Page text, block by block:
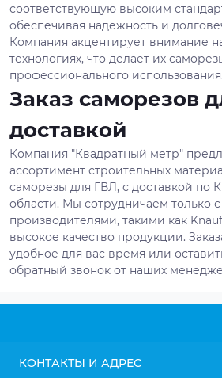
соответствующую высоким
обеспечивая надежность и
Компания акцентирует внимание
технологиях, что делает их
профессионального использования.
Заказ саморезов
доставкой
Компания "Квадратный метр"
ассортимент строительных
саморезы для ГВЛ, с доставкой по
области. Мы сотрудничаем только
производителями, такими как
высокое качество продукции.
удобное для вас время или
обратный звонок от наших
КОНТАКТЫ И АДРЕС